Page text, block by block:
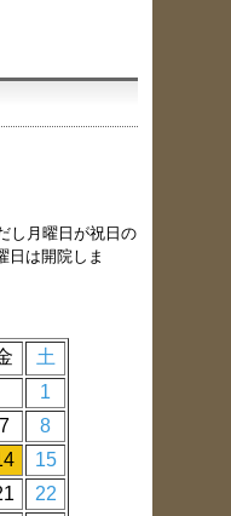
し月曜日が祝日の
日は開院しま
土
1
7
8
15
22